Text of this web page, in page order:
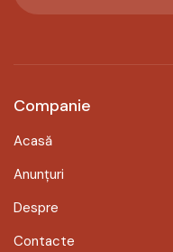
Companie
Acasă
Anunțuri
Despre
Contacte